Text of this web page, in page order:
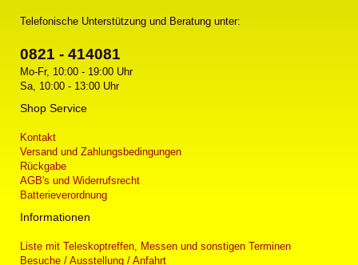
Telefonische Unterstützung und Beratung unter:
0821 - 414081
Mo-Fr, 10:00 - 19:00 Uhr
Sa, 10:00 - 13:00 Uhr
Shop Service
Kontakt
Versand und Zahlungsbedingungen
Rückgabe
AGB's und Widerrufsrecht
Batterieverordnung
Informationen
Liste mit Teleskoptreffen, Messen und sonstigen Terminen
Besuche / Ausstellung / Anfahrt